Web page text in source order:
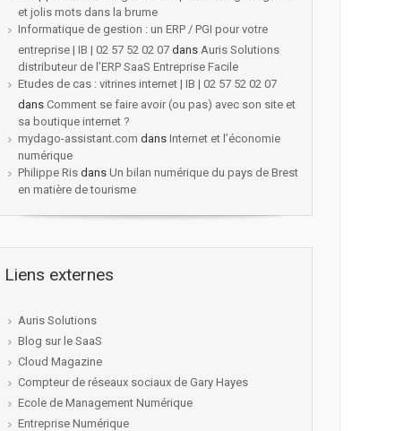
et jolis mots dans la brume
Informatique de gestion : un ERP / PGI pour votre
entreprise | IB | 02 57 52 02 07 dans Auris Solutions
distributeur de l’ERP SaaS Entreprise Facile
Etudes de cas : vitrines internet | IB | 02 57 52 02 07
dans Comment se faire avoir (ou pas) avec son site et
sa boutique internet ?
mydago-assistant.com dans Internet et l’économie
numérique
Philippe Ris dans Un bilan numérique du pays de Brest
en matière de tourisme
Liens externes
Auris Solutions
Blog sur le SaaS
Cloud Magazine
Compteur de réseaux sociaux de Gary Hayes
Ecole de Management Numérique
Entreprise Numérique